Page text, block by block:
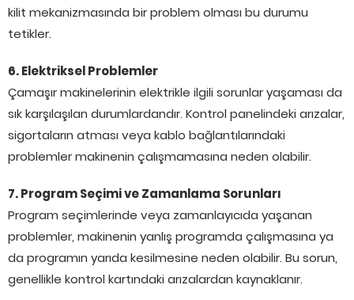
kilit mekanizmasında bir problem olması bu durumu
tetikler.
6. Elektriksel Problemler
Çamaşır makinelerinin elektrikle ilgili sorunlar yaşaması da
sık karşılaşılan durumlardandır. Kontrol panelindeki arızalar,
sigortaların atması veya kablo bağlantılarındaki
problemler makinenin çalışmamasına neden olabilir.
7. Program Seçimi ve Zamanlama Sorunları
Program seçimlerinde veya zamanlayıcıda yaşanan
problemler, makinenin yanlış programda çalışmasına ya
da programın yarıda kesilmesine neden olabilir. Bu sorun,
genellikle kontrol kartındaki arızalardan kaynaklanır.